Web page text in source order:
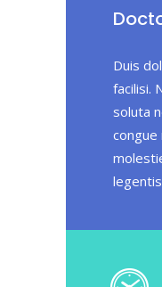
Duis
facilisi.
soluta
congue